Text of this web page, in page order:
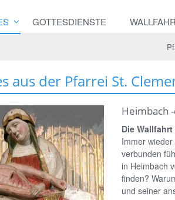
GOTTESDIENSTE
aus der Pfarrei St.
Heimbach
Die
Immer wieder
verbunden
in Heimbach
finden?
und seiner